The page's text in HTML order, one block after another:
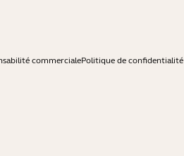
commercialePolitique de confidentialité